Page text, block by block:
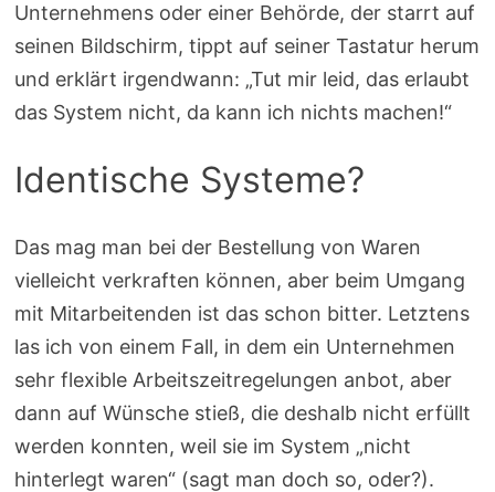
Unternehmens oder einer Behörde, der starrt auf
seinen Bildschirm, tippt auf seiner Tastatur herum
und erklärt irgendwann: „Tut mir leid, das erlaubt
das System nicht, da kann ich nichts machen!“
Identische Systeme?
Das mag man bei der Bestellung von Waren
vielleicht verkraften können, aber beim Umgang
mit Mitarbeitenden ist das schon bitter. Letztens
las ich von einem Fall, in dem ein Unternehmen
sehr flexible Arbeitszeitregelungen anbot, aber
dann auf Wünsche stieß, die deshalb nicht erfüllt
werden konnten, weil sie im System „nicht
hinterlegt waren“ (sagt man doch so, oder?).